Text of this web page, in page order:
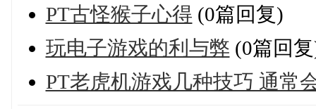
PT古怪猴子心得 (0篇回复)
玩电子游戏的利与弊 (0篇回
PT老虎机游戏几种技巧 通常